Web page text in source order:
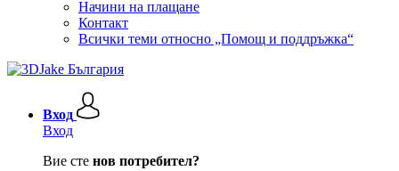
Начини на плащане
Контакт
Всички теми относно „Помощ и поддръжка“
Вход
Вход
Вие сте нов потребител?